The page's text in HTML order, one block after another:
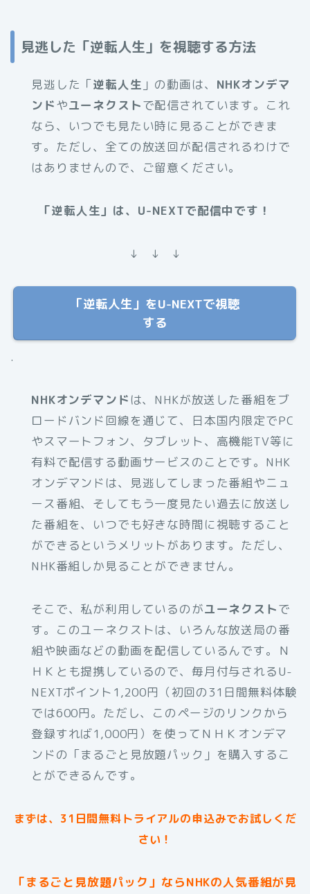
見逃した「逆転人生」を視聴する方法
見逃した「逆転人生 」の動画は、 NHKオンデマ
ンドやユーネクストで配信されています。これ
なら、いつでも見たい時に見ることができま
す。ただし、全ての放送回が配信されるわけで
はありませんので、ご留意ください。
「逆転人生」は、U-NEXTで配信中です！
↓ ↓ ↓
「逆転人生」をU-NEXTで視聴
する
.
NHKオンデマンド は、NHKが放送した番組をブ
ロードバンド回線を通じて、日本国内限定でPC
やスマートフォン、タブレット、高機能TV等に
有料で配信する動画サービスのことです。NHK
オンデマンドは、見逃してしまった番組やニュ
ース番組、そしてもう一度見たい過去に放送し
た番組を、いつでも好きな時間に視聴すること
ができるというメリットがあります。ただし、
NHK番組しか見ることができません。
そこで、私が利用しているのがユーネクストで
す。このユーネクストは、いろんな放送局の番
組や映画などの動画を配信しているんです。Ｎ
ＨＫとも提携しているので、毎月付与されるU-
NEXTポイント1,200円（初回の31日間無料体験
では600円。ただし、このページのリンクから
登録すれば1,000円）を使ってＮＨＫオンデマ
ンドの「まるごと見放題パック」を購入するこ
とができるんです。
まずは、31日間無料トライアルの申込みでお試しくだ
さい！
「まるごと見放題パック」ならNHKの人気番組が見